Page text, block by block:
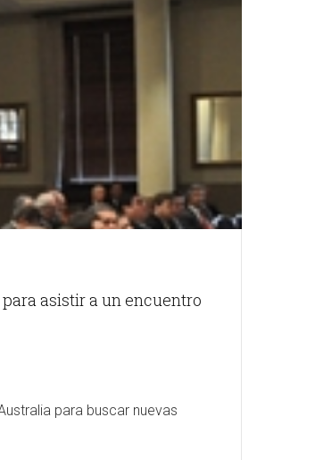
asistir a un encuentro
para buscar nuevas